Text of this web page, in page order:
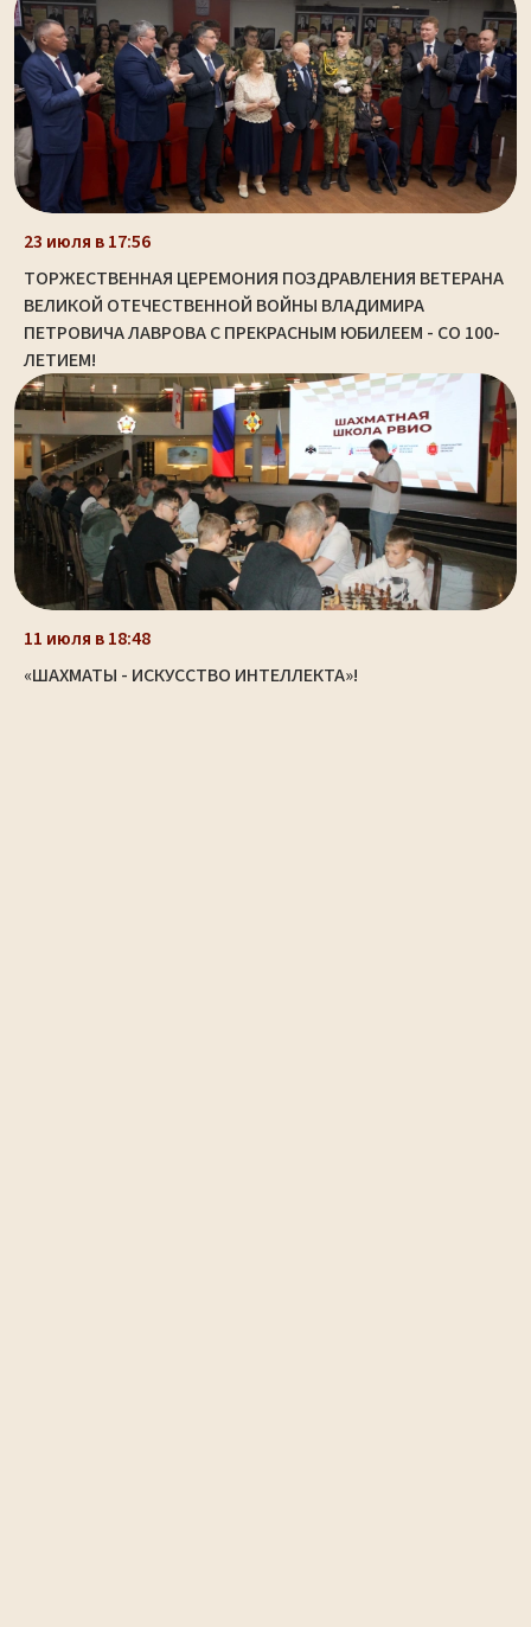
23 июля в 17:56
ТОРЖЕСТВЕННАЯ ЦЕРЕМОНИЯ ПОЗДРАВЛЕНИЯ ВЕТЕРАНА
ВЕЛИКОЙ ОТЕЧЕСТВЕННОЙ ВОЙНЫ ВЛАДИМИРА
ПЕТРОВИЧА ЛАВРОВА С ПРЕКРАСНЫМ ЮБИЛЕЕМ - СО 100-
ЛЕТИЕМ!
11 июля в 18:48
«ШАХМАТЫ - ИСКУССТВО ИНТЕЛЛЕКТА»!